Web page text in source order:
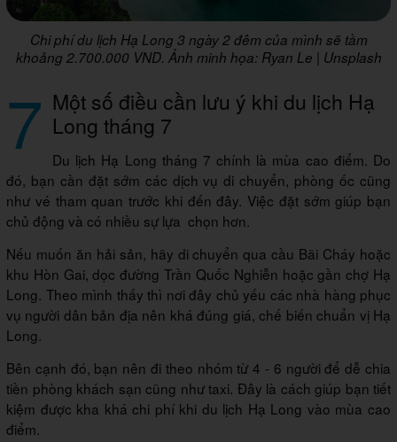
Chi phí du lịch Hạ Long 3 ngày 2 đêm của mình sẽ tầm
khoảng 2.700.000 VND. Ảnh minh họa: Ryan Le | Unsplash
7 Một số điều cần lưu ý khi du lịch Hạ
Long tháng 7
Du lịch Hạ Long tháng 7 chính là mùa cao điểm. Do
đó, bạn cần đặt sớm các dịch vụ di chuyển, phòng ốc cũng
như vé tham quan trước khi đến đây. Việc đặt sớm giúp bạn
chủ động và có nhiều sự lựa chọn hơn.
Nếu muốn ăn hải sản, hãy di chuyển qua cầu Bãi Cháy hoặc
khu Hòn Gai, dọc đường Trần Quốc Nghiễn hoặc gần chợ Hạ
Long. Theo mình thấy thì nơi đây chủ yếu các nhà hàng phục
vụ người dân bản địa nên khá đúng giá, chế biến chuẩn vị Hạ
Long.
Bên cạnh đó, bạn nên đi theo nhóm từ 4 - 6 người để dễ chia
tiền phòng khách sạn cũng như taxi. Đây là cách giúp bạn tiết
kiệm được kha khá chi phí khi du lịch Hạ Long vào mùa cao
điểm.